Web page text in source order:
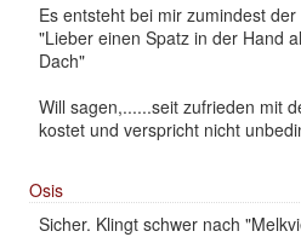
Es entsteht bei mir zumindest
"Lieber einen Spatz in der Hand
Dach"
Will sagen,......seit zufrieden mit
kostet und verspricht nicht
Osis
Sicher. Klingt schwer nach